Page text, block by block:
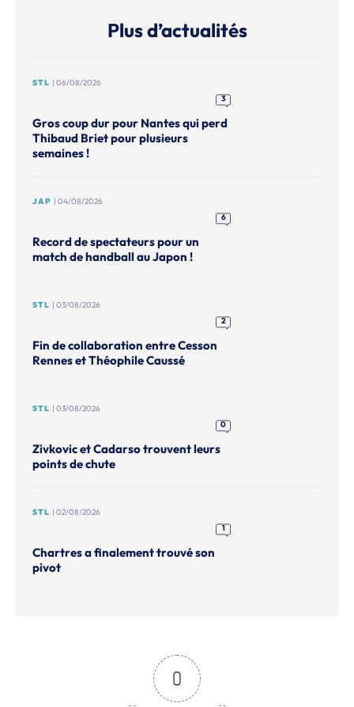
Plus d’actualités
STL | 06/08/2026
3
Gros coup dur pour Nantes qui perd
Thibaud Briet pour plusieurs
semaines !
JAP | 04/08/2026
6
Record de spectateurs pour un
match de handball au Japon !
STL | 03/08/2026
2
Fin de collaboration entre Cesson
Rennes et Théophile Caussé
STL | 03/08/2026
0
Zivkovic et Cadarso trouvent leurs
points de chute
STL | 02/08/2026
1
Chartres a finalement trouvé son
pivot
0